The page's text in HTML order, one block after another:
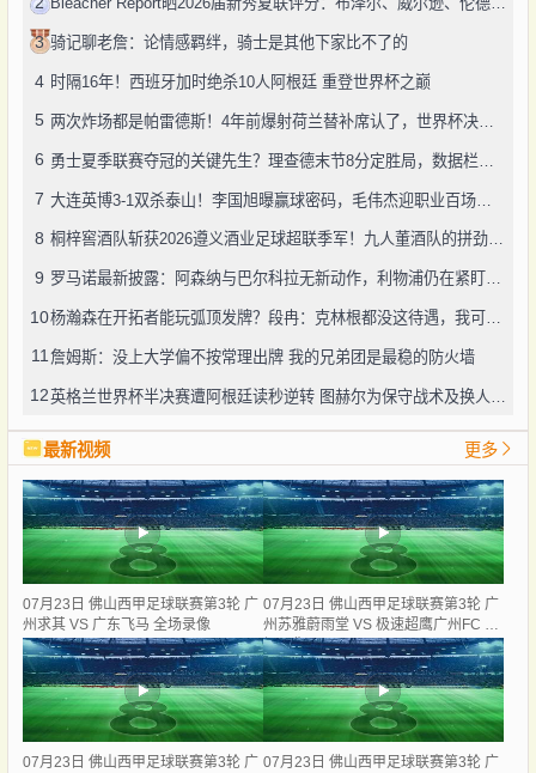
3 骑记聊老詹：论情感羁绊，骑士是其他下家比不了的
4 时隔16年！西班牙加时绝杀10人阿根廷 重登世界杯之巅
5 两次炸场都是帕雷德斯！4年前爆射荷兰替补席认了，世界杯决赛再演冲突
6
7 大连英博3-1双杀泰山！李国旭曝赢球密码，毛伟杰迎职业百场里程碑
8 桐梓窖酒队斩获2026遵义酒业足球超联季军！九人董酒队的拼劲太戳人
9 罗马诺最新披露：阿森纳与巴尔科拉无新动作，利物浦仍在紧盯目标
10 杨瀚森在开拓者能玩弧顶发牌？段冉：克林根都没这待遇，我可不太看好
11詹姆斯：没上大学偏不按常理出牌 我的兄弟团是最稳的防火墙
12
最新视频 更多
07月23日 佛山西甲足球联赛第3轮 广
州求其 VS 广东飞马 全场录像
07月23日 佛山西甲足球联赛第3轮 广
州苏雅蔚雨堂 VS 极速超鹰广州FC 全
场录像
07月23日 佛山西甲足球联赛第3轮 广 07月23日 佛山西甲足球联赛第3轮 广